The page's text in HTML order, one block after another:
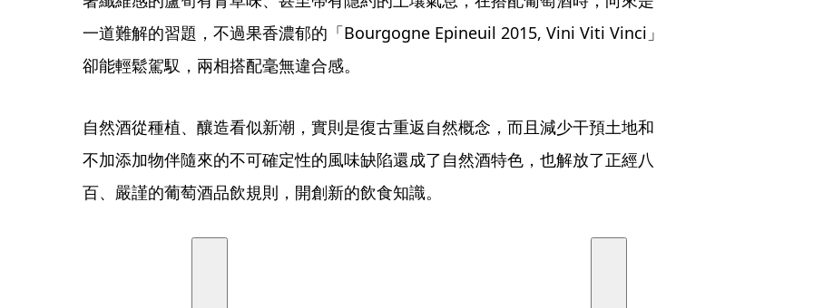
一道難解的習題，不過果香濃郁的「Bourgogne Epineuil 2015, Vini Viti Vinci」
卻能輕鬆駕馭，兩相搭配毫無違合感。
自然酒從種植、釀造看似新潮，實則是復古重返自然概念，而且減少干預土地和
不加添加物伴隨來的不可確定性的風味缺陷還成了自然酒特色，也解放了正經八
百、嚴謹的葡萄酒品飲規則，開創新的飲食知識。